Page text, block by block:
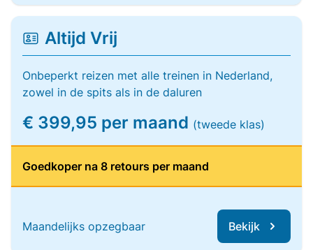
Altijd Vrij
Onbeperkt reizen met alle treinen in Nederland,
zowel in de spits als in de daluren
€ 399,95 per maand (tweede klas)
Goedkoper na 8 retours per maand
Maandelijks opzegbaar Bekijk